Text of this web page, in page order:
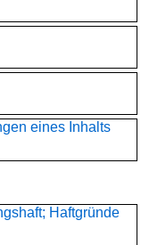
eines Inhalts
Haftgründe